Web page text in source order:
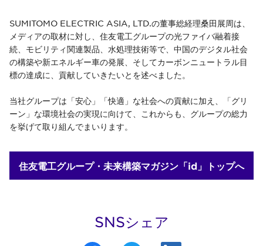
SUMITOMO ELECTRIC ASIA, LTD.の董事総経理桑田展周は、
メディアの取材に対し、住友電工グループの光ファイバ融着接
続、モビリティ関連製品、水処理技術等で、中国のデジタル社会
の構築や新エネルギー車の発展、そしてカーボンニュートラル目
標の達成に、貢献していきたいとを述べました。
当社グループは「安心」「快適」な社会への貢献に加え、「グリ
ーン」な環境社会の実現に向けて、これからも、グループの総力
を挙げて取り組んでまいります。
住友電工グループ・未来構築マガジン「id」トップへ
SNSシェア